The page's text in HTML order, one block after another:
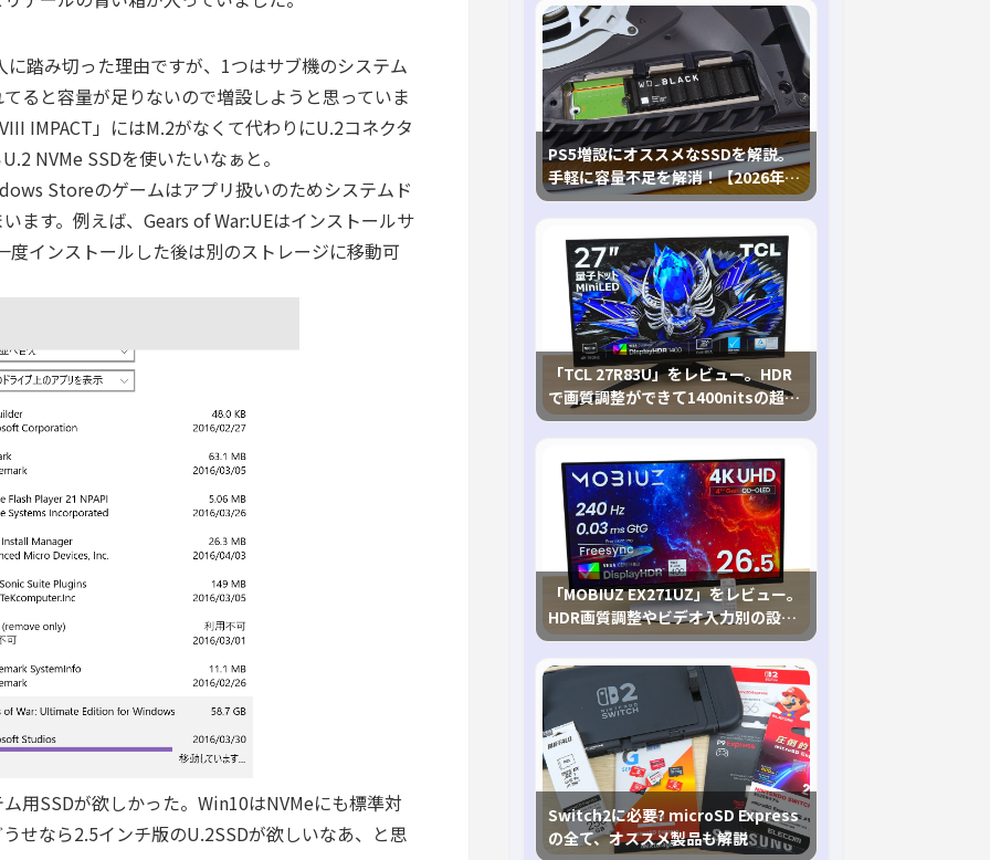
踏み切った理由ですが、1つはサブ機のシステム
ると容量が足りないので増設しようと思っていま
IMPACT」にはM.2がなくて代わりにU.2コネクタ
NVMe SSDを使いたいなぁと。
Storeのゲームはアプリ扱いのためシステムド
ます。例えば、Gears of War:UEはインストールサ
度インストールした後は別のストレージに移動可
用SSDが欲しかった。Win10はNVMeにも標準対
せなら2.5インチ版のU.2SSDが欲しいなあ、と思
PS5増設にオススメなSSDを解説。
手軽に容量不足を解消！【2026年最
新、PS5 Proにも対応】
「TCL 27R83U」をレビュー。HDR
で画質調整ができて1400nitsの超高
輝度も発揮！
「MOBIUZ EX271UZ」をレビュー。
HDR画質調整やビデオ入力別の設定
が可能な4K有機ELゲーミングモニタ
を徹底検証
Switch2に必要? microSD Express
の全て、オススメ製品も解説